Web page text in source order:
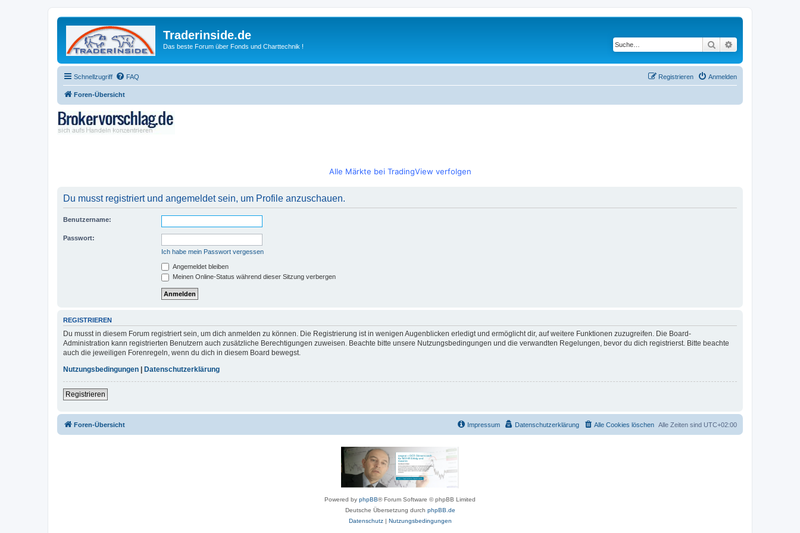
Traderinside.de
Das beste Forum über Fonds und Charttechnik ! Suche
Schnellzugriff FAQ Anmelden
Registrieren
Foren-Übersicht
Alle Märkte bei TradingView verfolgen
Du musst registriert und angemeldet sein, um Profile anzuschauen.
Benutzername:
Passwort:
Ich habe mein Passwort vergessen
Angemeldet bleiben
Meinen Online-Status während dieser Sitzung verbergen
REGISTRIEREN
Du musst in diesem Forum registriert sein, um dich anmelden zu können. Die Registrierung ist in wenigen Augenblicken erledigt und ermöglicht dir, auf weitere Funktionen zuzugreifen. Die Board-
Administration kann registrierten Benutzern auch zusätzliche Berechtigungen zuweisen. Beachte bitte unsere Nutzungsbedingungen und die verwandten Regelungen, bevor du dich registrierst. Bitte beachte
auch die jeweiligen Forenregeln, wenn du dich in diesem Board bewegst.
Nutzungsbedingungen
Datenschutzerklärung
Registrieren
Foren-Übersicht Alle Zeiten sind UTC+02:00
Alle Cookies löschen
Datenschutzerklärung
Impressum
Powered by phpBB® Forum Software © phpBB Limited
Deutsche Übersetzung durch phpBB.de
Datenschutz| Nutzungsbedingungen